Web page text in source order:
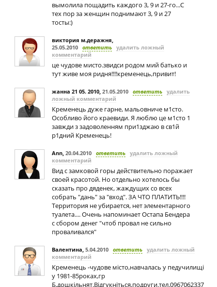
вымолила пощадить каждого 3, 9 и 27-го...С
тех пор за женщин поднимают 3, 9 и 27
тосты:)
виктория м.деражня,
25.05.2010 ответить удалить ложный
комментарий
це чудове мисто.звидси родом мий батько и
тут живе моя ридня!!!!кременець,привит!
жанна 21 05. 2010, 21.05.2010 ответить удалить
ложный комментарий
Кременець дуже гарне, мальовниче м1сто.
Особливо його краевиди. Я люблю це м1сто 1
завжди з задоволенням при1зджаю в св1й
р1дний Кременець!
Ann, 20.04.2010 ответить удалить ложный
комментарий
Вид с замковой горы действительно поражает
своей красотой. Но отдельно хотелось бы
сказать про дяденек, жаждущих со всех
собрать "дань" за "вход". ЗА ЧТО ПЛАТИТЬ!!!!
Территория не убирается, нет элементарного
туалета.... Очень напоминает Остапа Бендера
с сбором денег "чтоб провал не сильно
проваливался"
Валентина, 5.04.2010 ответить удалить ложный
комментарий
Кременець -чудове мiсто,навчалась у педучилищi
у 1981-85роках,гр
Б,дошкiльнят.Вiдгукнiться,подруги.тел.0967062337